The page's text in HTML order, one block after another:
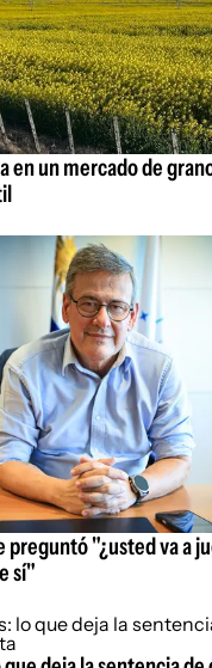
en un mercado de
preguntó "¿usted va a
sí"